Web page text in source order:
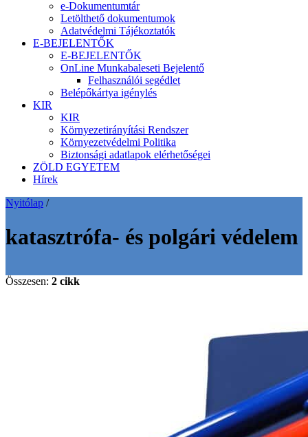
e-Dokumentumtár
Letölthető dokumentumok
Adatvédelmi Tájékoztatók
E-BEJELENTŐK
E-BEJELENTŐK
OnLine Munkabaleseti Bejelentő
Felhasználói segédlet
Belépőkártya igénylés
KIR
KIR
Környezetirányítási Rendszer
Környezetvédelmi Politika
Biztonsági adatlapok elérhetőségei
ZÖLD EGYETEM
Hírek
Nyitólap /
katasztrófa- és polgári védelem
Összesen: 2 cikk